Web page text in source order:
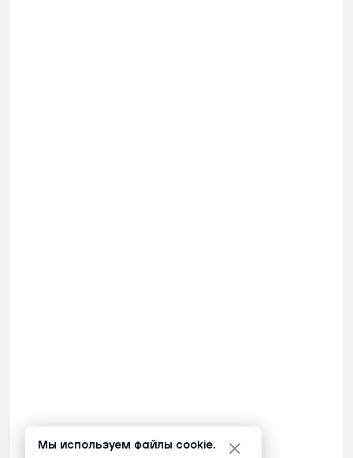
Мы используем файлы cookie.